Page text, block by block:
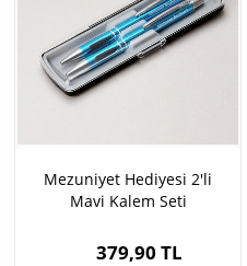
Mezuniyet Hediyesi 2′li
Mavi Kalem Seti
379,90 TL